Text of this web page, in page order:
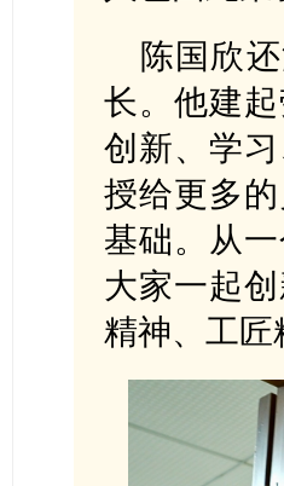
陈国欣
长。他建
创新、学
授给更多
基础。从
大家一起
精神、工